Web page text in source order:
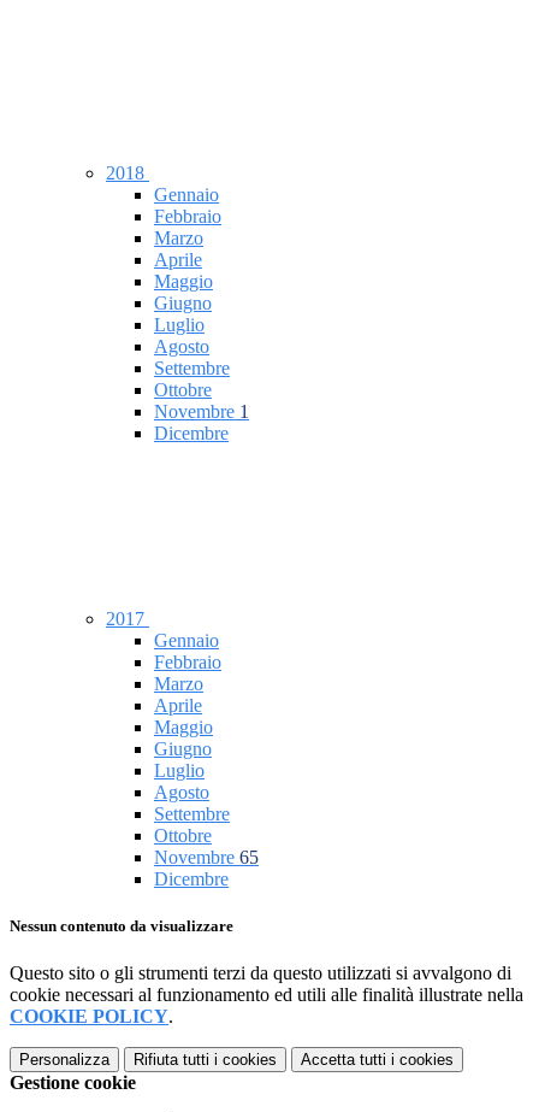
2018
Gennaio
Febbraio
Marzo
Aprile
Maggio
Giugno
Luglio
Agosto
Settembre
Ottobre
Novembre 1
Dicembre
2017
Gennaio
Febbraio
Marzo
Aprile
Maggio
Giugno
Luglio
Agosto
Settembre
Ottobre
Novembre 65
Dicembre
Nessun contenuto da visualizzare
Questo sito o gli strumenti terzi da questo utilizzati si avvalgono di
cookie necessari al funzionamento ed utili alle finalità illustrate nella
COOKIE POLICY.
Personalizza Rifiuta tutti i cookies Accetta tutti i cookies
Gestione cookie